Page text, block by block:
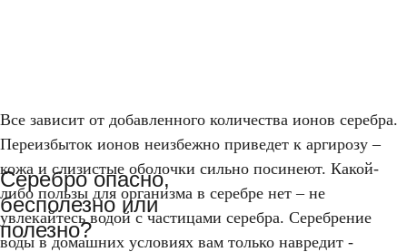
Серебро опасно,
бесполезно или
полезно?
Все зависит от добавленного количества ионов серебра.
Переизбыток ионов неизбежно приведет к аргирозу –
кожа и слизистые оболочки сильно посинеют. Какой-
либо пользы для организма в серебре нет – не
увлекайтесь водой с частицами серебра. Серебрение
воды в домашних условиях вам только навредит -